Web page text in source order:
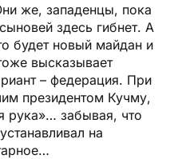
же, западенцы, пока
здесь гибнет. А
будет новый майдан и
высказывает
– федерация. При
президентом Кучму,
рука»… забывая, что
на